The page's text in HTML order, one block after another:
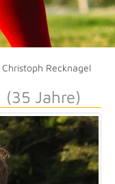
Christoph Recknagel
(35 Jahre)